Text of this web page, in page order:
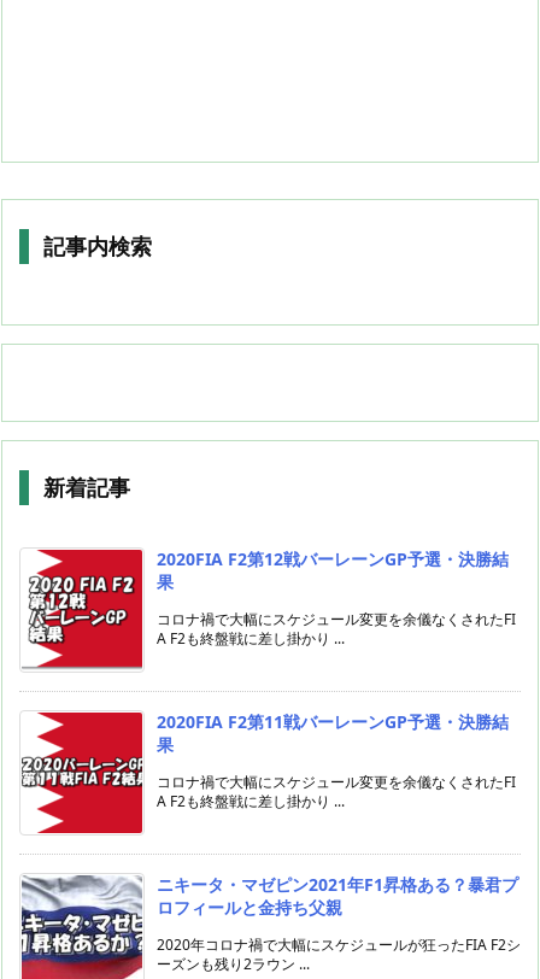
記事内検索
新着記事
2020FIA F2第12戦バーレーンGP予選・決勝結
果
コロナ禍で大幅にスケジュール変更を余儀なくされたFI
A F2も終盤戦に差し掛かり ...
2020FIA F2第11戦バーレーンGP予選・決勝結
果
コロナ禍で大幅にスケジュール変更を余儀なくされたFI
A F2も終盤戦に差し掛かり ...
ニキータ・マゼピン2021年F1昇格ある？暴君プ
ロフィールと金持ち父親
2020年コロナ禍で大幅にスケジュールが狂ったFIA F2シ
ーズンも残り2ラウン ...